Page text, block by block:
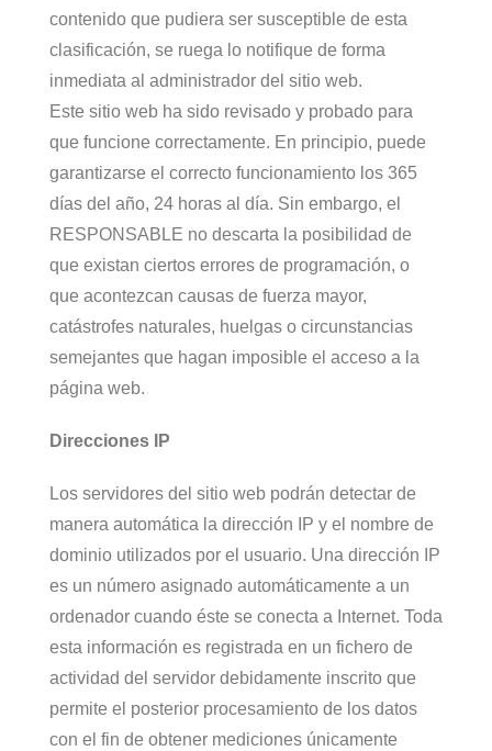
contenido que pudiera ser susceptible de esta
clasificación, se ruega lo notifique de forma
inmediata al administrador del sitio web.
Este sitio web ha sido revisado y probado para
que funcione correctamente. En principio, puede
garantizarse el correcto funcionamiento los 365
días del año, 24 horas al día. Sin embargo, el
RESPONSABLE no descarta la posibilidad de
que existan ciertos errores de programación, o
que acontezcan causas de fuerza mayor,
catástrofes naturales, huelgas o circunstancias
semejantes que hagan imposible el acceso a la
página web.
Direcciones IP
Los servidores del sitio web podrán detectar de
manera automática la dirección IP y el nombre de
dominio utilizados por el usuario. Una dirección IP
es un número asignado automáticamente a un
ordenador cuando éste se conecta a Internet. Toda
esta información es registrada en un fichero de
actividad del servidor debidamente inscrito que
permite el posterior procesamiento de los datos
con el fin de obtener mediciones únicamente